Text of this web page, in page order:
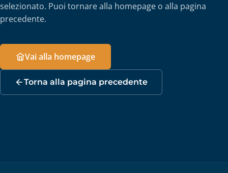
selezionato. Puoi tornare alla homepage o alla pagina
precedente.
Vai alla homepage
Torna alla pagina precedente